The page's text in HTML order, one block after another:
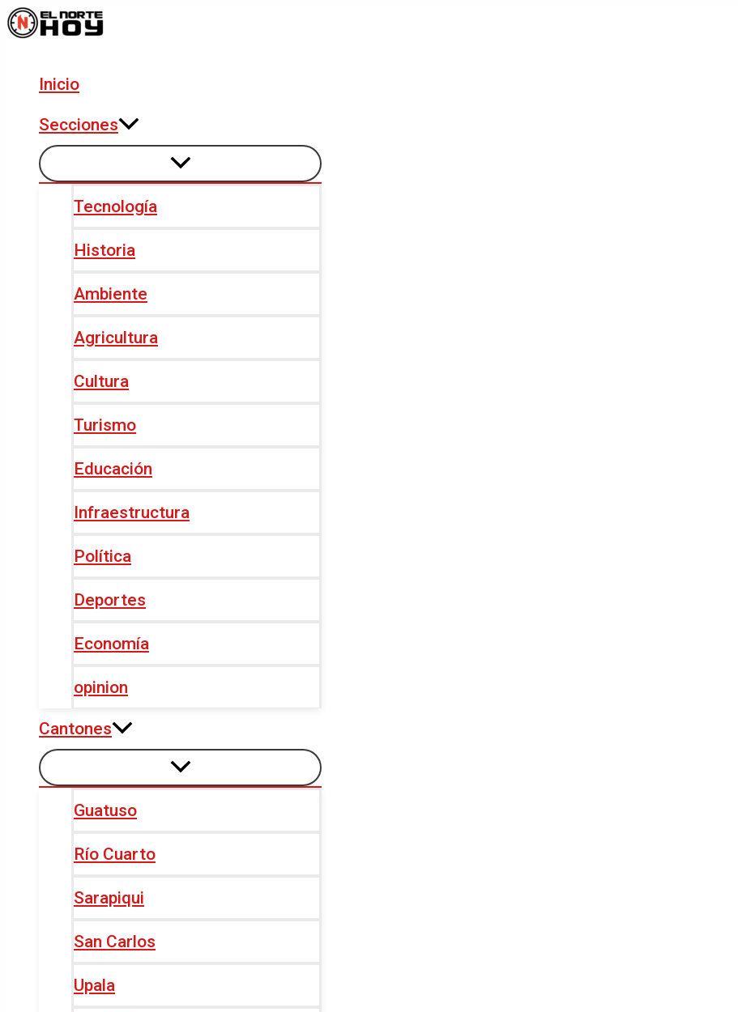
Ir
al
Inicio
Secciones
Tecnología
Historia
Ambiente
Agricultura
Cultura
Turismo
Educación
Infraestructura
Política
Deportes
Economía
opinion
Cantones
Guatuso
Río Cuarto
Sarapiqui
San Carlos
Upala
Navegación
de